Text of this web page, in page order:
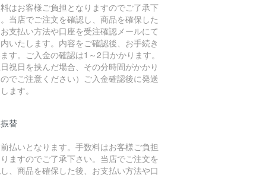
はお客様ご負担となりますのでご了承下
当店でご注文を確認し、商品を確保した
支払い方法や口座を受注確認メールにて
いたします。内容をご確認後、お手続き
す。ご入金の確認は1～2日かかります。
日祝日を挟んだ場合、その分時間がかかり
でご注意ください）ご入金確認後に発送
ます。
替
払いとなります。手数料はお客様ご負担
ますのでご了承下さい。当店でご注文を
、商品を確保した後、お支払い方法や口